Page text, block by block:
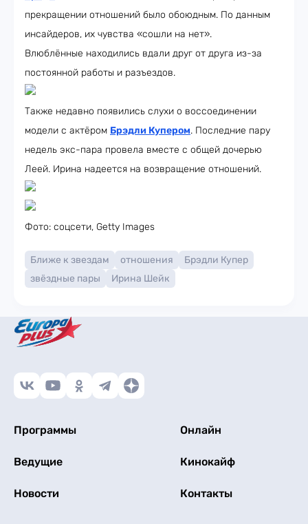
прекращении отношений было обоюдным. По данным
инсайдеров, их чувства «сошли на нет».
Влюблённые находились вдали друг от друга из-за
постоянной работы и разъездов.
Также недавно появились слухи о воссоединении
модели с актёром Брэдли Купером. Последние пару
недель экс-пара провела вместе с общей дочерью
Леей. Ирина надеется на возвращение отношений.
Фото: соцсети, Getty Images
Ближе к звездам отношения
Брэдли Купер
звёздные пары
Ирина Шейк
Программы Онлайн
Ведущие Кинокайф
Новости Контакты